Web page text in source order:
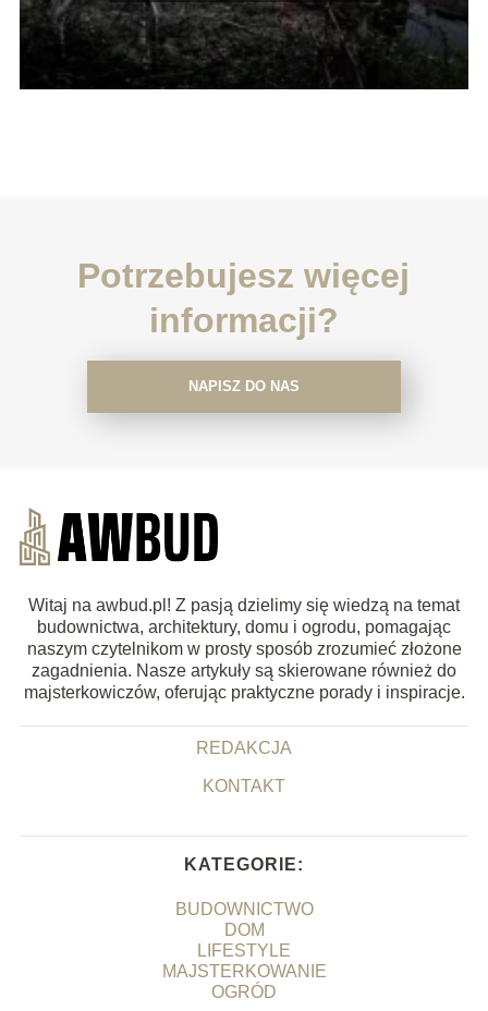
Potrzebujesz więcej
informacji?
NAPISZ DO NAS
Witaj na awbud.pl! Z pasją dzielimy się wiedzą na temat
budownictwa, architektury, domu i ogrodu, pomagając
naszym czytelnikom w prosty sposób zrozumieć złożone
zagadnienia. Nasze artykuły są skierowane również do
majsterkowiczów, oferując praktyczne porady i inspiracje.
REDAKCJA
KONTAKT
KATEGORIE:
BUDOWNICTWO
DOM
LIFESTYLE
MAJSTERKOWANIE
OGRÓD